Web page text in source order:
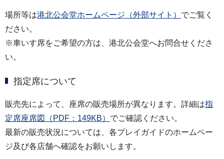
場所等は港北公会堂ホームページ（外部サイト） でご覧く
ださい。
※車いす席をご希望の方は、港北公会堂へお問合せくださ
い。
指定席について
販売先によって、座席の販売場所が異なります。詳細は指
定席座席図（PDF：149KB） でご確認ください。
最新の販売状況については、各プレイガイドのホームペー
ジ及び各店舗へ確認をお願いします。